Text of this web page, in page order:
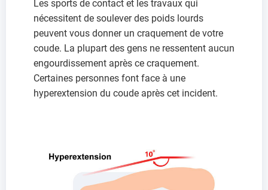
Les sports de contact et les travaux qui
nécessitent de soulever des poids lourds
peuvent vous donner un craquement de votre
coude. La plupart des gens ne ressentent aucun
engourdissement après ce craquement.
Certaines personnes font face à une
hyperextension du coude après cet incident.